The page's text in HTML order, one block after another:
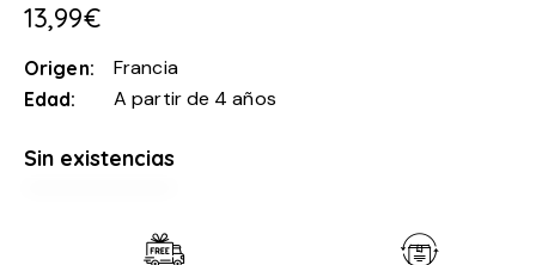
13,99€
Origen Francia
Edad A partir de 4 años
Sin existencias